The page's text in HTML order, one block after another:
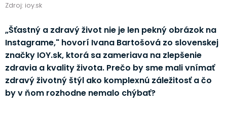
Zdroj: ioy.sk
„Šťastný a zdravý život nie je len pekný obrázok na
Instagrame," hovorí Ivana Bartošová zo slovenskej
značky IOY.sk, ktorá sa zameriava na zlepšenie
zdravia a kvality života. Prečo by sme mali vnímať
zdravý životný štýl ako komplexnú záležitosť a čo
by v ňom rozhodne nemalo chýbať?